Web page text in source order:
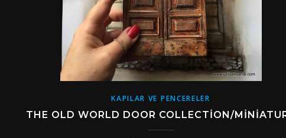
KAPILAR VE PENCERELER
THE OLD WORLD DOOR COLLECTION/